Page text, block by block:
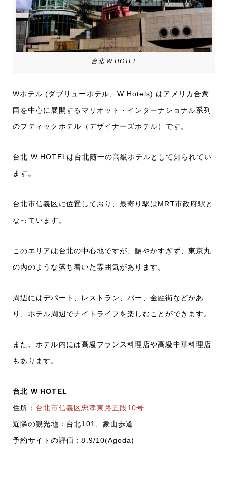
台北 W HOTEL
Wホテル (ダブリューホテル、W Hotels) はアメリカ合衆
国を中心に展開するマリオット・インターナショナル系列
のブティックホテル（デザイナーズホテル）です。
台北 W HOTELは台北随一の高級ホテルとして知られてい
ます。
台北市信義区に位置しており、最寄り駅はMRT市政府駅と
なっています。
このエリアは台北の中心地ですが、賑やかすぎず、東京丸
の内のような落ち着いた雰囲気があります。
周辺にはデパート、レストラン、バー、金融街などがあ
り、ホテル周辺でナイトライフを楽しむことができます。
また、ホテル内には高級フランス料理店や高級中華料理店
もあります。
台北 W HOTEL
住所： 台北市信義区忠孝東路五段10号
近隣の観光地：台北101、象山歩道
予約サイトの評価：8.9/10(Agoda)